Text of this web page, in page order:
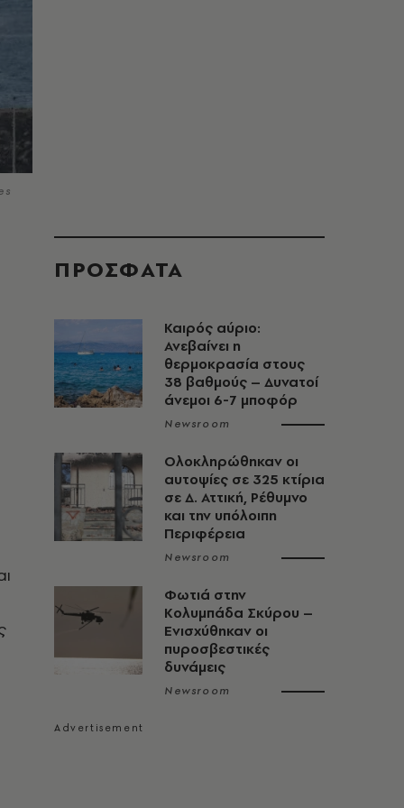
ΠΡΟΣΦΑΤΑ
Καιρός αύριο:
Ανεβαίνει η
θερμοκρασία στους
38 βαθμούς – Δυνατοί
άνεμοι 6-7 μποφόρ
Newsroom
Ολοκληρώθηκαν οι
αυτοψίες σε 325 κτίρια
σε Δ. Αττική, Ρέθυμνο
και την υπόλοιπη
Περιφέρεια
Newsroom
Φωτιά στην
Κολυμπάδα Σκύρου –
Ενισχύθηκαν οι
πυροσβεστικές
δυνάμεις
Newsroom